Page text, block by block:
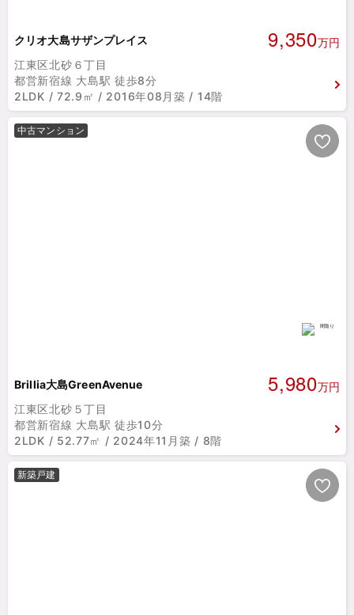
クリオ大島サザンプレイス 9,350万円
江東区北砂６丁目
都営新宿線 大島駅 徒歩8分
2LDK / 72.9㎡ / 2016年08月築 / 14階
中古マンション
Brillia大島GreenAvenue 5,980万円
江東区北砂５丁目
都営新宿線 大島駅 徒歩10分
2LDK / 52.77㎡ / 2024年11月築 / 8階
新築戸建